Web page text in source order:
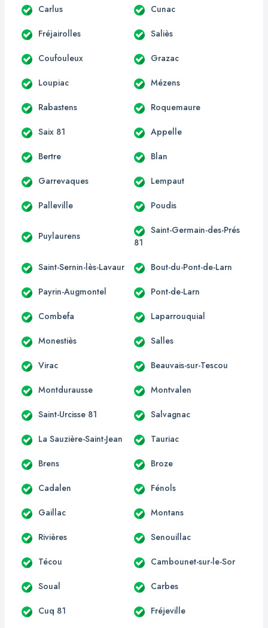
Carlus Cunac
Fréjairolles Saliès
Coufouleux Grazac
Loupiac Mézens
Rabastens Roquemaure
Saix 81 Appelle
Bertre Blan
Garrevaques Lempaut
Palleville Poudis
Puylaurens
Saint-Germain-des-Prés
81
Saint-Sernin-lès-Lavaur Bout-du-Pont-de-Larn
Payrin-Augmontel Pont-de-Larn
Combefa Laparrouquial
Monestiès Salles
Virac Beauvais-sur-Tescou
Montdurausse Montvalen
Saint-Urcisse 81 Salvagnac
La Sauzière-Saint-Jean Tauriac
Brens Broze
Cadalen Fénols
Gaillac Montans
Rivières Senouillac
Técou Cambounet-sur-le-Sor
Soual Carbes
Cuq 81 Fréjeville